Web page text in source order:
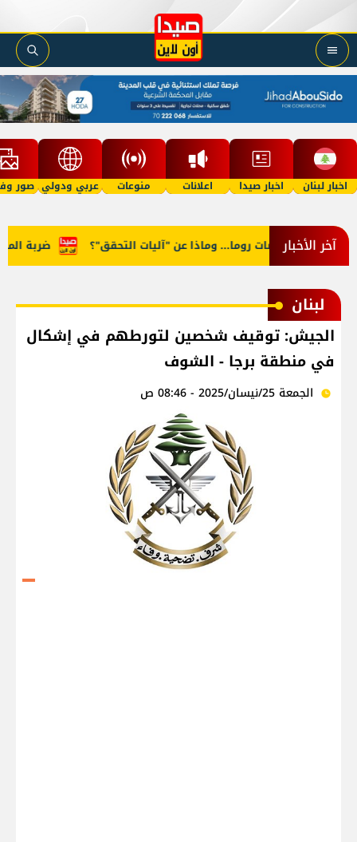
اخبار لبنان اخبار صيدا اعلانات منوعات عربي ودولي صور
آخر الأخبار ضربة في مفاوضات روما... وماذا عن "آليات التحقق"؟
لبنان
الجيش: توقيف شخصين لتورطهم في إشكال
في منطقة برجا - الشوف
الجمعة 25/نيسان/2025 - 08:46 ص